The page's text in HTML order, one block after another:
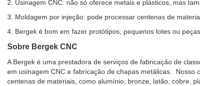
2. Usinagem CNC: não só oferece metais e plásticos, mas
3. Moldagem por injeção: pode processar centenas de
4. Bergek é bom em fazer protótipos, pequenos lotes ou
Sobre Bergek CNC
A Bergek é uma prestadora de serviços de fabricação de
em usinagem CNC e fabricação de chapas metálicas.
centenas de materiais, como alumínio, bronze, latão, cobre,